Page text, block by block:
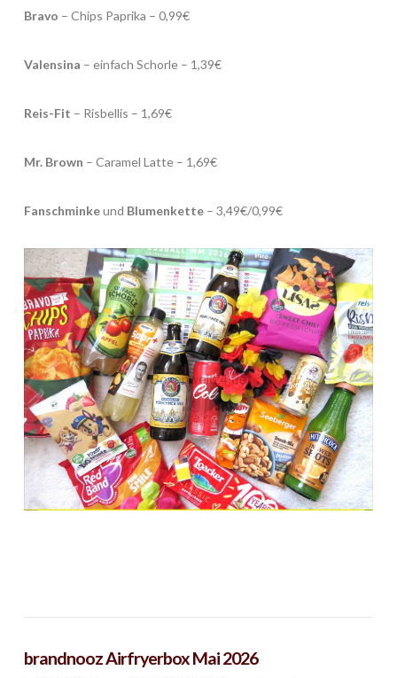
Bravo – Chips Paprika – 0,99€
Valensina – einfach Schorle – 1,39€
Reis-Fit – Risbellis – 1,69€
Mr. Brown – Caramel Latte – 1,69€
Fanschminkeund Blumenkette– 3,49€/0,99€
brandnooz Airfryerbox Mai 2026